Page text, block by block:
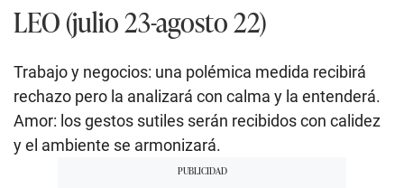
LEO (julio 23-agosto 22)
Trabajo y negocios: una polémica medida recibirá
rechazo pero la analizará con calma y la entenderá.
Amor: los gestos sutiles serán recibidos con calidez
y el ambiente se armonizará.